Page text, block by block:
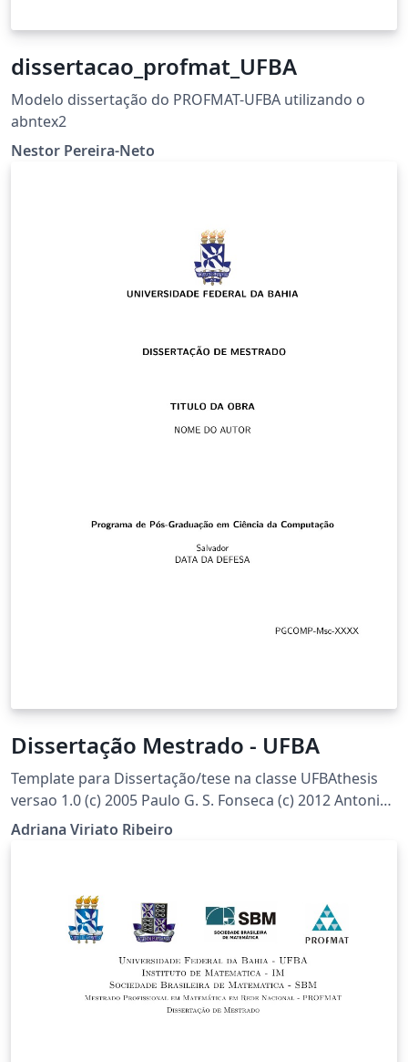
dissertacao_profmat_UFBA
Modelo dissertação do PROFMAT-UFBA utilizando o
abntex2
Nestor Pereira-Neto
Dissertação Mestrado - UFBA
Template para Dissertação/tese na classe UFBAthesis
versao 1.0 (c) 2005 Paulo G. S. Fonseca (c) 2012 Antonio
Terceiro (c) 2014 Christina von Flach
Adriana Viriato Ribeiro